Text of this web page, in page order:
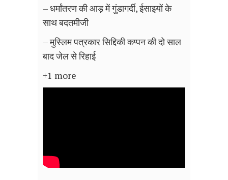
– धर्मांतरण की आड़ में गुंडागर्दी, ईसाइयों के
साथ बदतमीजी
– मुस्लिम पत्रकार सिद्दिकी कप्पन की दो साल
बाद जेल से रिहाई
+1 more